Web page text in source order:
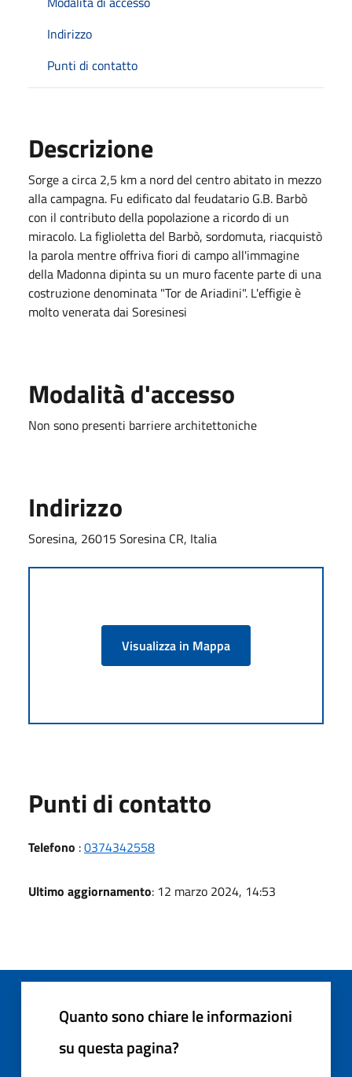
Indirizzo
Punti di contatto
Descrizione
Sorge a circa 2,5 km a nord del centro abitato in mezzo
alla campagna. Fu edificato dal feudatario G.B. Barbò
con il contributo della popolazione a ricordo di un
miracolo. La figlioletta del Barbò, sordomuta, riacquistò
la parola mentre offriva fiori di campo all'immagine
della Madonna dipinta su un muro facente parte di una
costruzione denominata "Tor de Ariadini". L'effigie è
molto venerata dai Soresinesi
Modalità d'accesso
Non sono presenti barriere architettoniche
Indirizzo
Soresina, 26015 Soresina CR, Italia
Visualizza in Mappa
Punti di contatto
Telefono :0374342558
Ultimo aggiornamento: 12 marzo 2024, 14:53
Quanto sono chiare le informazioni
su questa pagina?